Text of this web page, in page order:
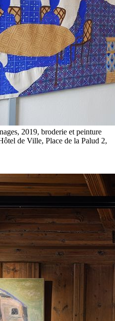
2019, broderie et peinture
de Ville, Place de la Palud 2,